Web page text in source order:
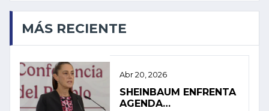
MÁS RECIENTE
Abr 20, 2026
SHEINBAUM ENFRENTA
AGENDA